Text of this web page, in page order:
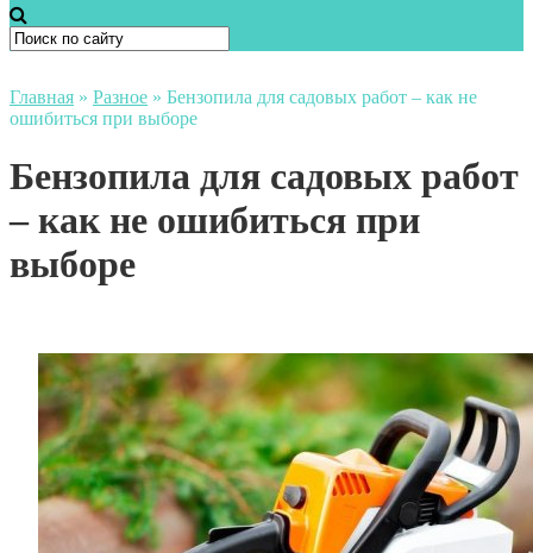
Главная » Разное » Бензопила для садовых работ – как не
ошибиться при выборе
Бензопила для садовых работ
– как не ошибиться при
выборе